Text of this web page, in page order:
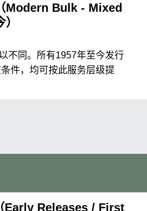
Modern Bulk - Mixed
不同。所有1957年至今发行
件，均可按此服务层级提
Early Releases / First